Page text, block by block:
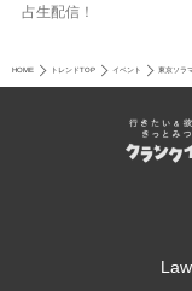
占生配信！
HOME トレンドTOP イベント 東京ソラ